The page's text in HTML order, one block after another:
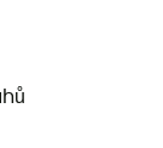
příchuť s
hořečnatý,